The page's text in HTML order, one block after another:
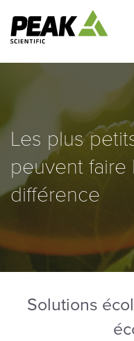
Les plus
peuvent faire
différence
Solutions